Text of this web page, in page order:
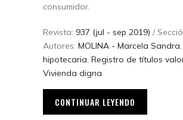
consumidor.
Revista: 937 (jul - sep 2019) /
Autores: MOLINA - Marcela Sandra,
hipotecaria, Registro de títulos
Vivienda digna
CONTINUAR LEYENDO